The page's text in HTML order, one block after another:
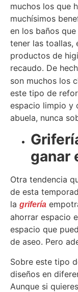
muchos los que
muchísimos
en los baños
tener las toallas,
productos de
recaudo. De
son muchos los
este tipo de
espacio limpio y
abuela, nunca
ganar
Otra tendencia
de esta
la grifería
ahorrar espacio
espacio que
de aseo. Pero
Sobre este tipo
diseños en
Aunque si